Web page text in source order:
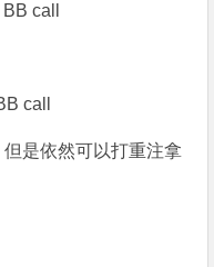
call
call
是依然可以打重注拿